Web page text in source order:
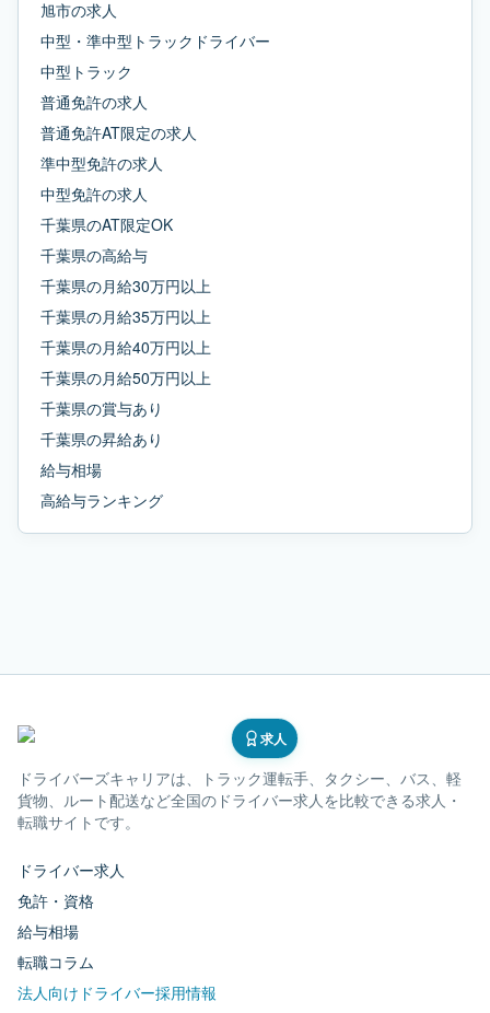
旭市の求人
中型・準中型トラックドライバー
中型トラック
普通免許の求人
普通免許AT限定の求人
準中型免許の求人
中型免許の求人
千葉県のAT限定OK
千葉県の高給与
千葉県の月給30万円以上
千葉県の月給35万円以上
千葉県の月給40万円以上
千葉県の月給50万円以上
千葉県の賞与あり
千葉県の昇給あり
給与相場
高給与ランキング
求人
ドライバーズキャリアは、トラック運転手、タクシー、バス、軽
貨物、ルート配送など全国のドライバー求人を比較できる求人・
転職サイトです。
ドライバー求人
免許・資格
給与相場
転職コラム
法人向けドライバー採用情報